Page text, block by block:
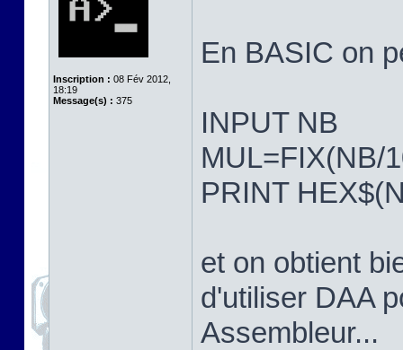
Inscription : 08 Fév 2012,
18:19
Message(s) : 375
En BASIC on
INPUT NB
MUL=FIX(NB/
PRINT
et on obtient
d'utiliser DAA
Assembleur...